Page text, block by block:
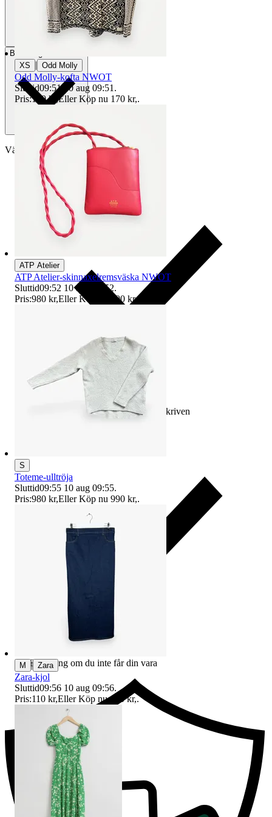
Betalning
Välj till köparskydd
Ersättning om varan inte är som beskriven
Ersättning om du inte får din vara
XS | Odd Molly
Odd Molly-kofta NWOT
Sluttid09:51 10 aug 09:51 .
Pris:160 kr ,Eller Köp nu 170 kr,.
ATP Atelier
ATP Atelier-skinnaxelremsväska NWOT
Sluttid09:52 10 aug 09:52.
Pris:980 kr,Eller Köp nu 990 kr,.
S
Toteme-ulltröja
Sluttid09:55 10 aug 09:55.
Pris:980 kr,Eller Köp nu 990 kr,.
M | Zara
Zara-kjol
Sluttid09:56 10 aug 09:56.
Pris:110 kr,Eller Köp nu 120 kr,.